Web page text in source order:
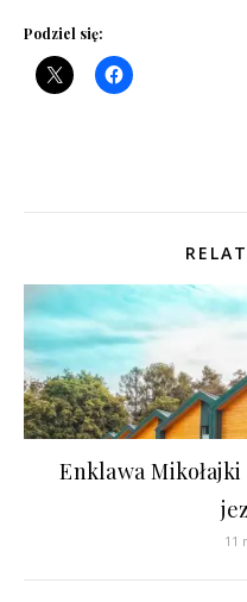
Podziel się:
Enklawa
11